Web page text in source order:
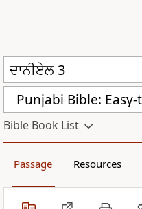
Bible Book List
Passage Resources